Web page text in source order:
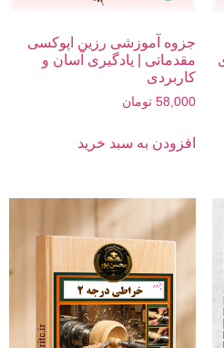
جزوه آموزشی رزین اپوکسی
مقدماتی | یادگیری آسان و
کاربردی
58,000 تومان
افزودن به سبد خرید